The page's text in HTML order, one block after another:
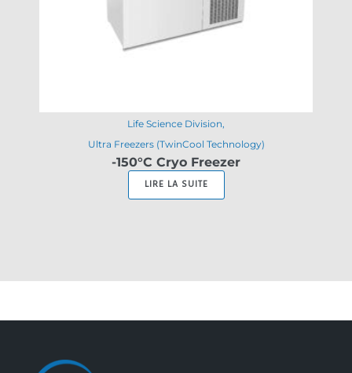
Life Science Division
Ultra Freezers (TwinCool Technology)
-150°C Cryo Freezer
LIRE LA SUITE